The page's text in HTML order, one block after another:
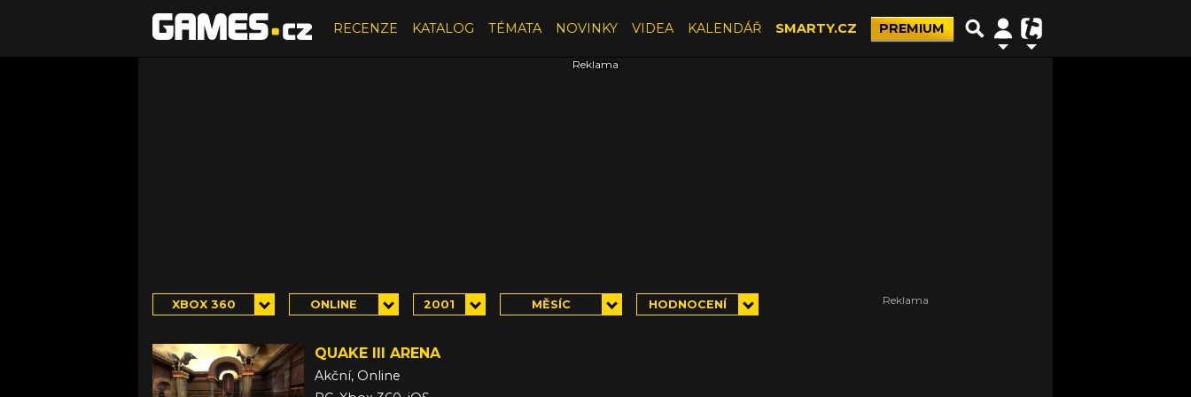
RECENZE KATALOG TÉMATA NOVINKY VIDEA KALENDÁŘ SMARTY.CZ PREMIUM
XBOX 360 ONLINE 2001 MĚSÍC HODNOCENÍ
QUAKE III ARENA
Akční, Online